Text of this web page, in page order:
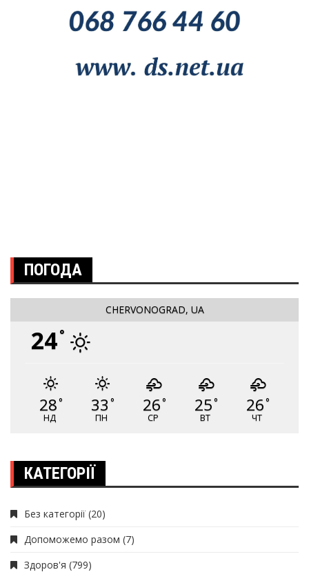
ПОГОДА
CHERVONOGRAD, UA
24°
28°
НД
33 °
ПН
26°
СР
25°
ВТ
26°
ЧТ
КАТЕГОРІЇ
Без категорії (20)
Допоможемо разом (7)
Здоров'я (799)